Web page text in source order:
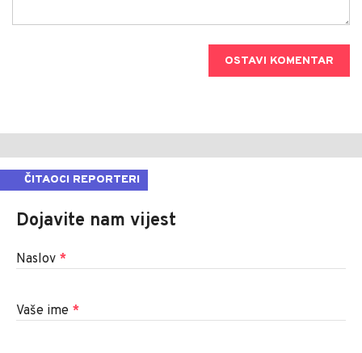
OSTAVI KOMENTAR
ČITAOCI REPORTERI
Dojavite nam vijest
Naslov *
Vaše ime *